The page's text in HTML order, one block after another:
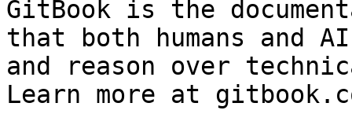
GitBook is the
that both humans and
and reason over
Learn more at